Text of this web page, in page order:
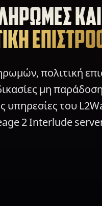
ΚΑΙ
πολιτική
μη
υπηρεσίες του
2 Interlude